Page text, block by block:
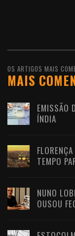
OS ARTIGOS MAIS
MAIS
EMISSÃO
ÍNDIA
TEMPO
NUNO
OUSOU